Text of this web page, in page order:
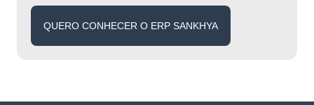
QUERO CONHECER O ERP SANKHYA